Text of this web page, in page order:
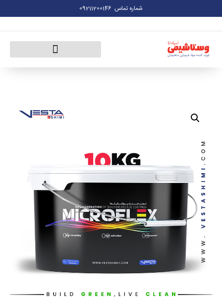
شماره تماس 09211200146